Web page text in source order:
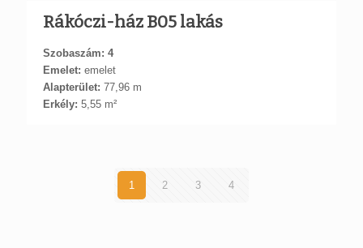
Rákóczi-ház B05 lakás
Szobaszám: 4
Emelet: emelet
Alapterület: 77,96 m
Erkély: 5,55 m²
1 2 3 4